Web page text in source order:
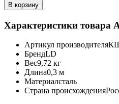
В корзину
Характеристики товара
Артикул производителя
БрендLD
Вес9,72 кг
Длина0,3 м
Материалсталь
Страна происхождения